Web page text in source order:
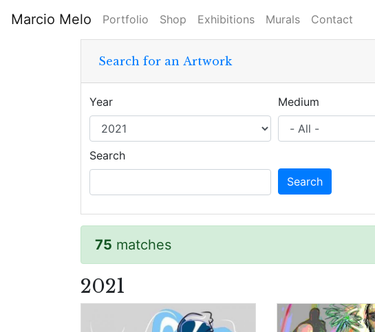
Main
navigation
Marcio Melo Portfolio Shop Exhibitions Murals Contact
Search for an Artwork
Year Medium
Search
75 matches
2021